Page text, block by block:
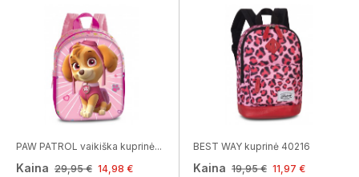
PAW PATROL vaikiška kuprinė...
Kaina 29,95 € 14,98 €
BEST WAY kuprinė 40216
Kaina 19,95 € 11,97 €